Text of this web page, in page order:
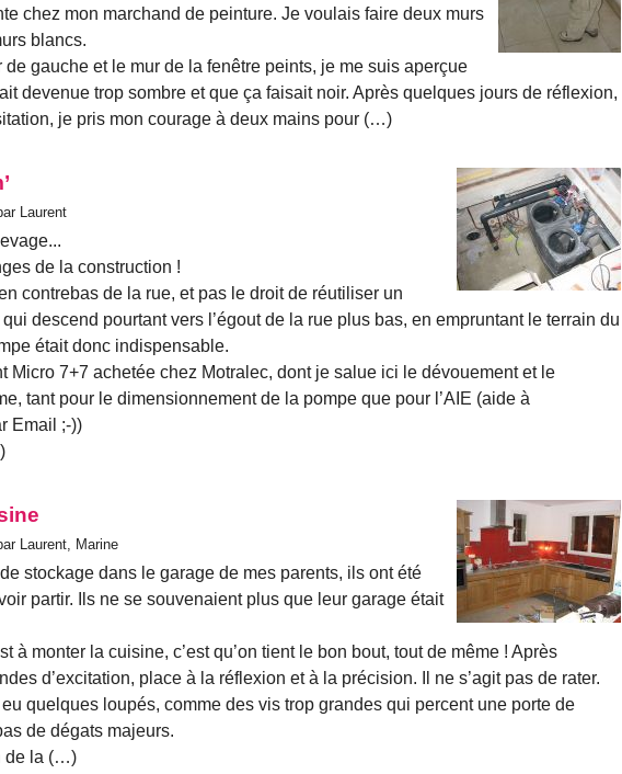
chez mon marchand de peinture. Je voulais faire deux murs
blancs.
de gauche et le mur de la fenêtre peints, je me suis aperçue
devenue trop sombre et que ça faisait noir. Après quelques jours de réflexion,
je pris mon courage à deux mains pour (…)
Laurent
de la construction !
contrebas de la rue, et pas le droit de réutiliser un
descend pourtant vers l’égout de la rue plus bas, en empruntant le terrain du
était donc indispensable.
Micro 7+7 achetée chez Motralec, dont je salue ici le dévouement et le
tant pour le dimensionnement de la pompe que pour l’AIE (aide à
Email ;-))
Laurent, Marine
stockage dans le garage de mes parents, ils ont été
partir. Ils ne se souvenaient plus que leur garage était
à monter la cuisine, c’est qu’on tient le bon bout, tout de même ! Après
d’excitation, place à la réflexion et à la précision. Il ne s’agit pas de rater.
quelques loupés, comme des vis trop grandes qui percent une porte de
de dégats majeurs.
de la (…)